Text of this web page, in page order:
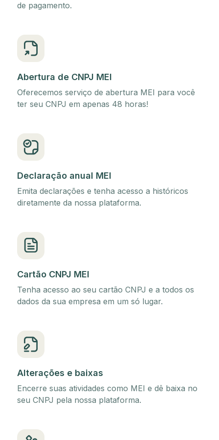
de pagamento.
Abertura de CNPJ MEI
Oferecemos serviço de abertura MEI para você
ter seu CNPJ em apenas 48 horas!
Declaração anual MEI
Emita declarações e tenha acesso a históricos
diretamente da nossa plataforma.
Cartão CNPJ MEI
Tenha acesso ao seu cartão CNPJ e a todos os
dados da sua empresa em um só lugar.
Alterações e baixas
Encerre suas atividades como MEI e dê baixa no
seu CNPJ pela nossa plataforma.